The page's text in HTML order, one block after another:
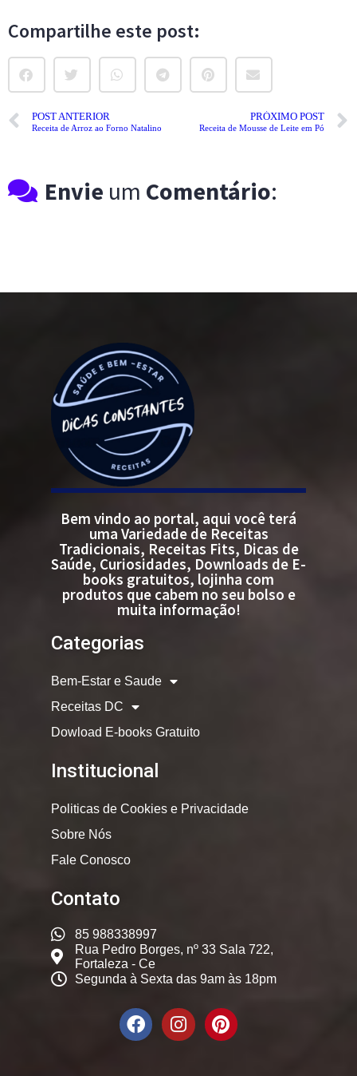
Compartilhe este post:
POST ANTERIOR
Receita de Arroz ao Forno Natalino
PRÓXIMO POST
Receita de Mousse de Leite em Pó
Envie um Comentário:
Bem vindo ao portal, aqui você terá
uma Variedade de Receitas
Tradicionais, Receitas Fits, Dicas de
Saúde, Curiosidades, Downloads de E-
books gratuitos, lojinha com
produtos que cabem no seu bolso e
muita informação!
Categorias
Bem-Estar e Saude
Receitas DC
Dowload E-books Gratuito
Institucional
Politicas de Cookies e Privacidade
Sobre Nós
Fale Conosco
Contato
85 988338997
Rua Pedro Borges, nº 33 Sala 722,
Fortaleza - Ce
Segunda à Sexta das 9am às 18pm